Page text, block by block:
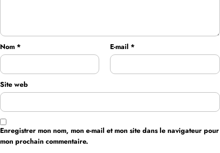
Nom * E-mail *
Site web
Enregistrer mon nom, mon e-mail et mon site dans le navigateur pour
mon prochain commentaire.